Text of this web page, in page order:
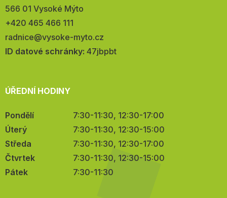
566 01 Vysoké Mýto
Telefon:
+420 465 466 111
E-
mail:
radnice@vysoke-myto.cz
ID datové schránky: 47jbpbt
ÚŘEDNÍ HODINY
Pondělí
7:30-11:30, 12:30-17:00
Úterý
7:30-11:30, 12:30-15:00
Středa
7:30-11:30, 12:30-17:00
Čtvrtek
7:30-11:30, 12:30-15:00
Pátek
7:30-11:30